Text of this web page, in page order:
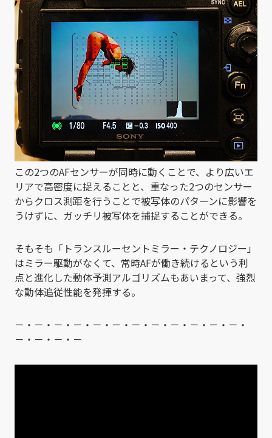
この2つのAFセンサーが同時に動くことで、より広いエ
リアで高密度に捉えることと、重なった2つのセンサー
からクロス測距を行うことで被写体のパターンに影響を
うけずに、ガッチリ被写体を捕捉することができる。
そもそも「トランスルーセントミラー・テクノロジー」
はミラー駆動がなくて、常時AFが働き続けるという利
点と進化した動体予測アルゴリズムもあいまって、強烈
な動体追従性能を発揮する。
－・－・－・－・－・－・－・－・－・－・－・－・
－・－・－・－